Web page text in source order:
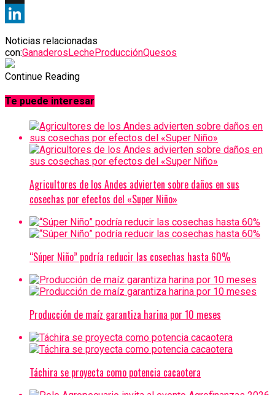
X
Noticias relacionadas
con:GanaderosLecheProducciónQuesos
Continue Reading
Te puede interesar
Agricultores de los Andes advierten sobre daños en sus
cosechas por efectos del «Super Niño»
“Súper Niño” podría reducir las cosechas hasta 60%
Producción de maíz garantiza harina por 10 meses
Táchira se proyecta como potencia cacaotera